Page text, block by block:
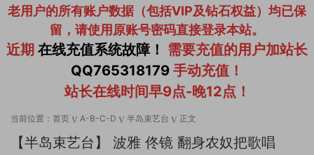
老用户的所有账户数据（包括VIP及钻石权益）均已保
留，请使用原账号密码直接登录本站。
近期 在线充值系统故障！ 需要充值的用户加站长
QQ765318179 手动充值！
站长在线时间早9点-晚12点！
当前位置： 首页 A-B-C-D 半岛束艺台 正文
【半岛束艺台】 波雅 佟镜 翻身农奴把歌唱